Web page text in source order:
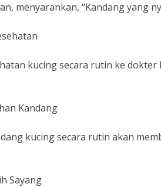
menyarankan, “Kandang yang
kucing secara rutin ke
Kandang
kucing secara rutin akan
Sayang